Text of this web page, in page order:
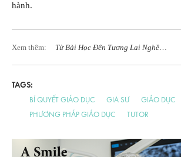
hành.
Xem thêm:
Từ Bài Học Đến Tương Lai Nghề
TAGS:
BÍ QUYẾT GIÁO DỤC GIA SƯ
GIÁO DỤC
PHƯƠNG PHÁP GIÁO DỤC
TUTOR